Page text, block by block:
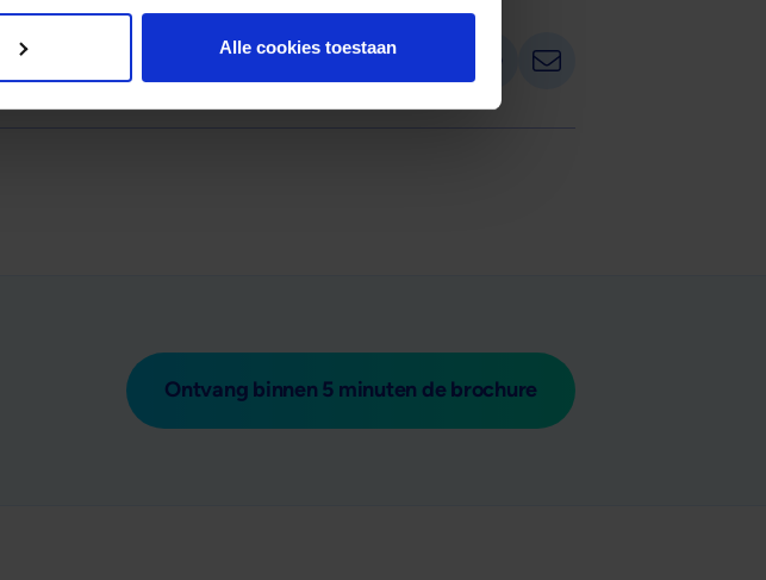
Alle cookies toestaan
Deel dit artikel: Deel op LinkedIn
Deel via Whatsapp
Deel via email
Ontvang binnen 5 minuten de brochure